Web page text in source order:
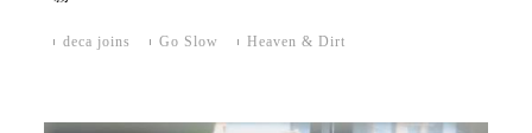
deca joins Go Slow Heaven & Dirt